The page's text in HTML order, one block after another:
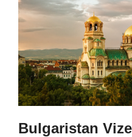
Bulgaristan